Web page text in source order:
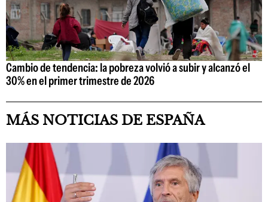
Cambio de tendencia: la pobreza volvió a subir y alcanzó el
30% en el primer trimestre de 2026
MÁS NOTICIAS DE ESPAÑA